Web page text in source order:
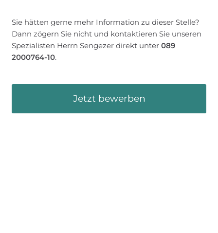
Sie hätten gerne mehr Information zu dieser Stelle?
Dann zögern Sie nicht und kontaktieren Sie unseren
Spezialisten Herrn Sengezer direkt unter 089
2000764-10.
Jetzt bewerben